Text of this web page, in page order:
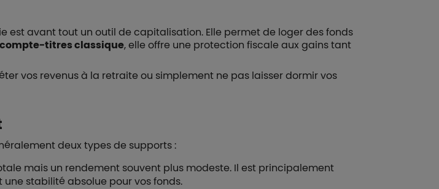
est avant tout un outil de capitalisation. Elle permet de loger des fonds
compte-titres classique, elle offre une protection fiscale aux gains tant
vos revenus à la retraite ou simplement ne pas laisser dormir vos
deux types de supports :
mais un rendement souvent plus modeste. Il est principalement
stabilité absolue pour vos fonds.